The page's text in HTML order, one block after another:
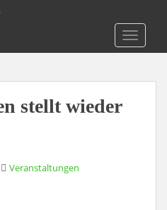
stellt wieder
Veranstaltungen